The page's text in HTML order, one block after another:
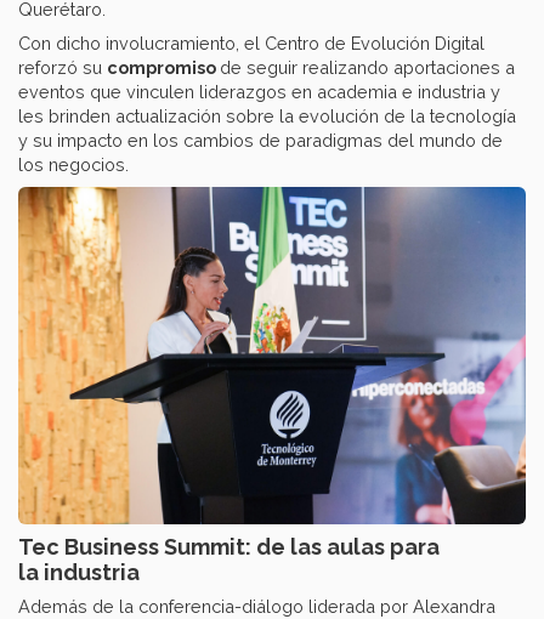
Querétaro.
Con dicho involucramiento, el Centro de Evolución Digital
reforzó su compromiso de seguir realizando aportaciones a
eventos que vinculen liderazgos en academia e industria y
les brinden actualización sobre la evolución de la tecnología
y su impacto en los cambios de paradigmas del mundo de
los negocios.
Tec Business Summit: de las aulas para
la industria
Además de la conferencia-diálogo liderada por Alexandra